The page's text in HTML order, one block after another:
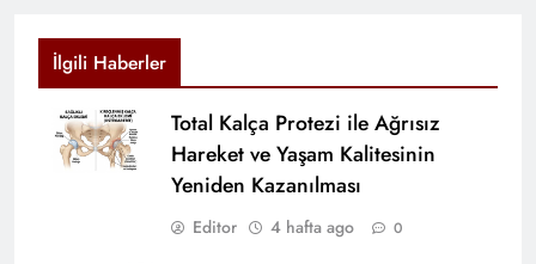
İlgili Haberler
Total Kalça Protezi ile Ağrısız
Hareket ve Yaşam Kalitesinin
Yeniden Kazanılması
Editor 4 hafta ago 0